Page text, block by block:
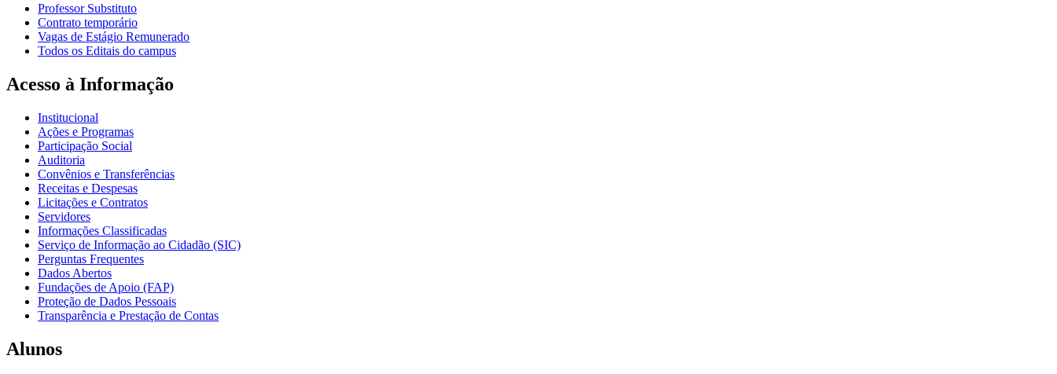
Professor Substituto
Contrato temporário
Vagas de Estágio Remunerado
Todos os Editais do campus
Acesso à Informação
Institucional
Ações e Programas
Participação Social
Auditoria
Convênios e Transferências
Receitas e Despesas
Licitações e Contratos
Servidores
Informações Classificadas
Serviço de Informação ao Cidadão (SIC)
Perguntas Frequentes
Dados Abertos
Fundações de Apoio (FAP)
Proteção de Dados Pessoais
Transparência e Prestação de Contas
Alunos